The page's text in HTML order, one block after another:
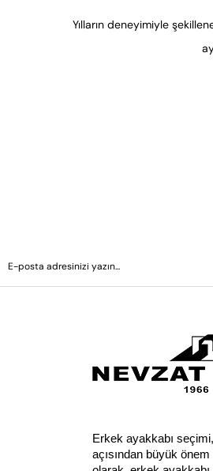
Yılların deneyimiyle
Aktif yaşam tarzını
Erkek ayakkabı
açısından büyük